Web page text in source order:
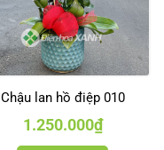
Chậu lan hồ điệp 010
1.250.000₫